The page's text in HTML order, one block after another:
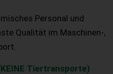
Personal und
Qualität im Maschinen-,
Tiertransporte)